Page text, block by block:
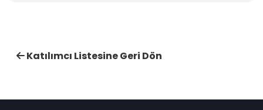
Katılımcı Listesine Geri Dön